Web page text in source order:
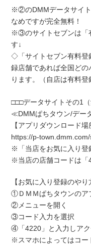
※②のDMMデータサイ
なめですが完全無料！
※③のサイトセブンは「
す↓
◇「サイトセブン有料登
録店舗であれば全国ど
ります。（自店は有料
□□□データサイトその1
≪DMMぱちタウン/デー
【アプリダウンロード場
https://p-
※「当店をお気に入り登
※当店の店舗コードは「
【お気に入り登録のやり
①ＤＭＭぱちタウンのア
②メニューを開く
③コード入力を選択
④「4220」と入力しアク
※スマホによってはコー